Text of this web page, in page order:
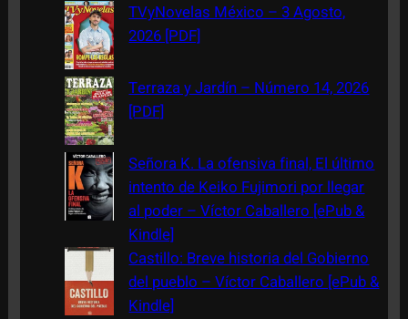
TVyNovelas México – 3 Agosto,
2026 [PDF]
Terraza y Jardín – Número 14, 2026
[PDF]
Señora K. La ofensiva final, El último
intento de Keiko Fujimori por llegar
al poder – Víctor Caballero [ePub &
Kindle]
Castillo: Breve historia del Gobierno
del pueblo – Víctor Caballero [ePub &
Kindle]